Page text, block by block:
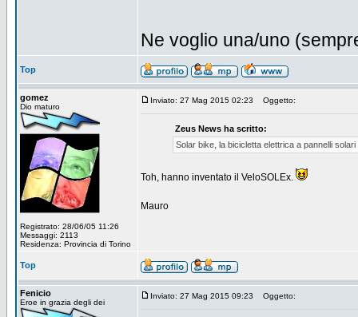
Ne voglio una/uno
Top
gomez
Dio maturo
Registrato: 28/06/05 11:26
Messaggi: 2113
Residenza: Provincia di Torino
Inviato: 27 Mag 2015 02:23 Oggetto:
Zeus News ha scritto:
Solar bike, la bicicletta elettrica a pannelli solari
Toh, hanno inventato il VeloSOLEx.
Mauro
Top
Fenicio
Eroe in grazia degli dei
Inviato: 27 Mag 2015 09:23 Oggetto: